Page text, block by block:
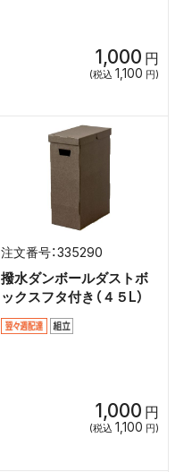
1,000 円
(税込 1,100 円)
335290
撥水ダンボールダストボ
ックスフタ付き（４５L）
1,000 円
(税込 1,100 円)